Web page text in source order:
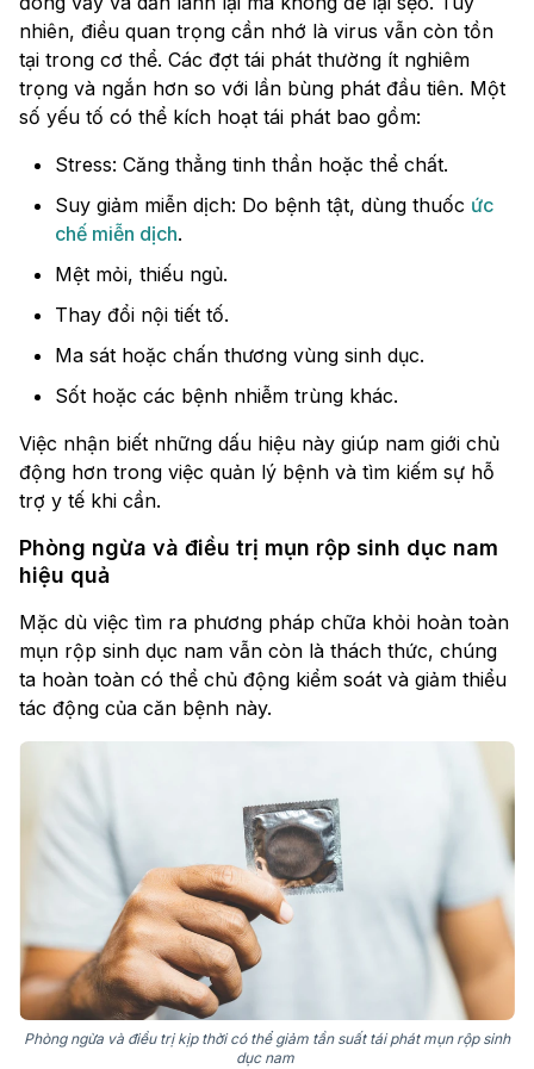
nhiên, điều quan trọng cần nhớ là virus vẫn còn tồn
tại trong cơ thể. Các đợt tái phát thường ít nghiêm
trọng và ngắn hơn so với lần bùng phát đầu tiên. Một
số yếu tố có thể kích hoạt tái phát bao gồm:
Stress: Căng thẳng tinh thần hoặc thể chất.
Suy giảm miễn dịch: Do bệnh tật, dùng thuốc ức
chế miễn dịch.
Mệt mỏi, thiếu ngủ.
Thay đổi nội tiết tố.
Ma sát hoặc chấn thương vùng sinh dục.
Sốt hoặc các bệnh nhiễm trùng khác.
Việc nhận biết những dấu hiệu này giúp nam giới chủ
động hơn trong việc quản lý bệnh và tìm kiếm sự hỗ
trợ y tế khi cần.
Phòng ngừa và điều trị mụn rộp sinh dục nam
hiệu quả
Mặc dù việc tìm ra phương pháp chữa khỏi hoàn toàn
mụn rộp sinh dục nam vẫn còn là thách thức, chúng
ta hoàn toàn có thể chủ động kiểm soát và giảm thiểu
tác động của căn bệnh này.
Phòng ngừa và điều trị kịp thời có thể giảm tần suất tái phát mụn rộp sinh
dục nam